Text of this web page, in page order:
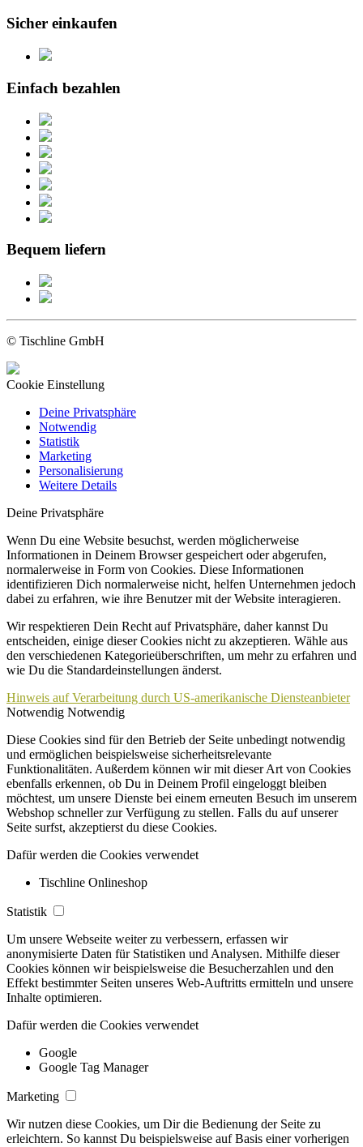
Sicher einkaufen
Einfach bezahlen
Bequem liefern
© Tischline GmbH
Cookie Einstellung
Deine Privatsphäre
Notwendig
Statistik
Marketing
Personalisierung
Weitere Details
Deine Privatsphäre
Wenn Du eine Website besuchst, werden möglicherweise
Informationen in Deinem Browser gespeichert oder abgerufen,
normalerweise in Form von Cookies. Diese Informationen
identifizieren Dich normalerweise nicht, helfen Unternehmen jedoch
dabei zu erfahren, wie ihre Benutzer mit der Website interagieren.
Wir respektieren Dein Recht auf Privatsphäre, daher kannst Du
entscheiden, einige dieser Cookies nicht zu akzeptieren. Wähle aus
den verschiedenen Kategorieüberschriften, um mehr zu erfahren und
wie Du die Standardeinstellungen änderst.
Hinweis auf Verarbeitung durch US-amerikanische Diensteanbieter
Notwendig Notwendig
Diese Cookies sind für den Betrieb der Seite unbedingt notwendig
und ermöglichen beispielsweise sicherheitsrelevante
Funktionalitäten. Außerdem können wir mit dieser Art von Cookies
ebenfalls erkennen, ob Du in Deinem Profil eingeloggt bleiben
möchtest, um unsere Dienste bei einem erneuten Besuch im unserem
Webshop schneller zur Verfügung zu stellen. Falls du auf unserer
Seite surfst, akzeptierst du diese Cookies.
Dafür werden die Cookies verwendet
Tischline Onlineshop
Statistik
Um unsere Webseite weiter zu verbessern, erfassen wir
anonymisierte Daten für Statistiken und Analysen. Mithilfe dieser
Cookies können wir beispielsweise die Besucherzahlen und den
Effekt bestimmter Seiten unseres Web-Auftritts ermitteln und unsere
Inhalte optimieren.
Dafür werden die Cookies verwendet
Google
Google Tag Manager
Marketing
Wir nutzen diese Cookies, um Dir die Bedienung der Seite zu
erleichtern. So kannst Du beispielsweise auf Basis einer vorherigen